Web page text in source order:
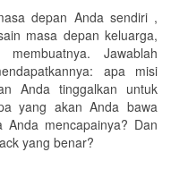
depan Anda sendiri ,
masa depan keluarga,
Jawablah
apa misi
Anda tinggalkan untuk
yang akan Anda bawa
Anda mencapainya? Dan
yang benar?